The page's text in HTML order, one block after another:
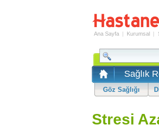
Ana Sayfa | Kurumsal |
Sağlık
Göz Sağlığı
Stresi